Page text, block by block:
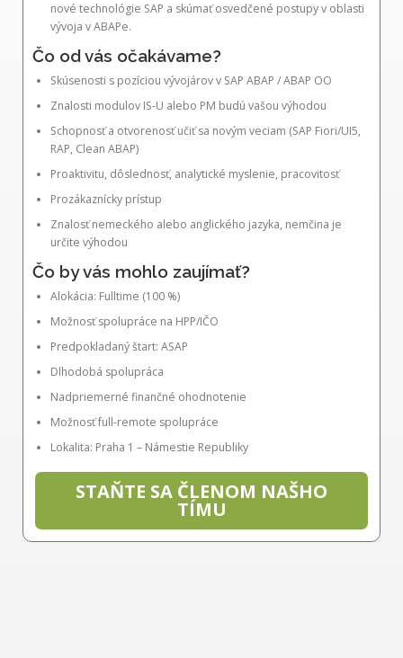
nové technológie SAP a skúmať osvedčené postupy v oblasti
vývoja v ABAPe.
Čo od vás očakávame?
Skúsenosti s pozíciou vývojárov v SAP ABAP / ABAP OO
Znalosti modulov IS-U alebo PM budú vašou výhodou
Schopnosť a otvorenosť učiť sa novým veciam (SAP Fiori/UI5,
RAP, Clean ABAP)
Proaktivitu, dôslednosť, analytické myslenie, pracovitosť
Prozákaznícky prístup
Znalosť nemeckého alebo anglického jazyka, nemčina je
určite výhodou
Čo by vás mohlo zaujímať?
Alokácia: Fulltime (100 %)
Možnosť spolupráce na HPP/IČO
Predpokladaný štart: ASAP
Dlhodobá spolupráca
Nadpriemerné finančné ohodnotenie
Možnosť full-remote spolupráce
Lokalita: Praha 1 – Námestie Republiky
STAŇTE SA ČLENOM NAŠHO
TÍMU